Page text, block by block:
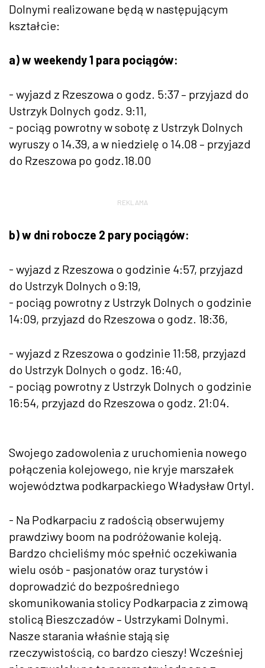
Dolnymi realizowane będą w następującym
kształcie:
a) w weekendy 1 para pociągów:
- wyjazd z Rzeszowa o godz. 5:37 – przyjazd do
Ustrzyk Dolnych godz. 9:11,
- pociąg powrotny w sobotę z Ustrzyk Dolnych
wyruszy o 14.39, a w niedzielę o 14.08 – przyjazd
do Rzeszowa po godz.18.00
REKLAMA
b) w dni robocze 2 pary pociągów:
- wyjazd z Rzeszowa o godzinie 4:57, przyjazd
do Ustrzyk Dolnych o 9:19,
- pociąg powrotny z Ustrzyk Dolnych o godzinie
14:09, przyjazd do Rzeszowa o godz. 18:36,
- wyjazd z Rzeszowa o godzinie 11:58, przyjazd
do Ustrzyk Dolnych o godz. 16:40,
- pociąg powrotny z Ustrzyk Dolnych o godzinie
16:54, przyjazd do Rzeszowa o godz. 21:04.
Swojego zadowolenia z uruchomienia nowego
połączenia kolejowego, nie kryje marszałek
województwa podkarpackiego Władysław Ortyl.
- Na Podkarpaciu z radością obserwujemy
prawdziwy boom na podróżowanie koleją.
Bardzo chcieliśmy móc spełnić oczekiwania
wielu osób - pasjonatów oraz turystów i
doprowadzić do bezpośredniego
skomunikowania stolicy Podkarpacia z zimową
stolicą Bieszczadów – Ustrzykami Dolnymi.
Nasze starania właśnie stają się
rzeczywistością, co bardzo cieszy! Wcześniej